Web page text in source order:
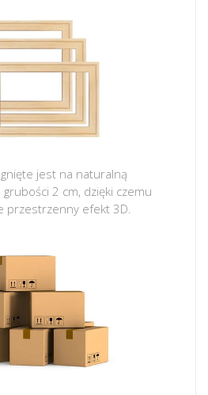
jest na naturalną
2 cm, dzięki czemu
przestrzenny efekt 3D.